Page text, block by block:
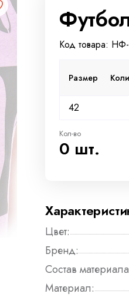
Код товара:
Размер
42
Кол-во
0 шт.
Цвет:
Бренд:
Состав
Материал: